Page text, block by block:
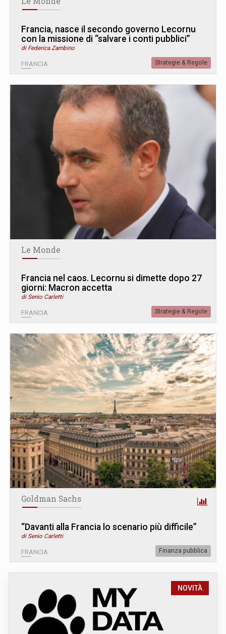
Francia, nasce il secondo governo Lecornu
con la missione di “salvare i conti pubblici”
di Federica Zambino
FRANCIA Strategie & Regole
Le Monde
Francia nel caos. Lecornu si dimette dopo 27
giorni: Macron accetta
di Senio Carletti
FRANCIA Strategie & Regole
Goldman Sachs
“Davanti alla Francia lo scenario più difficile”
di Senio Carletti
FRANCIA Finanza pubblica
NOVITÀ